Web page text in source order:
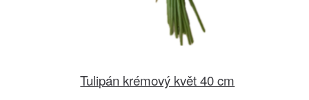
Tulipán krémový květ 40 cm